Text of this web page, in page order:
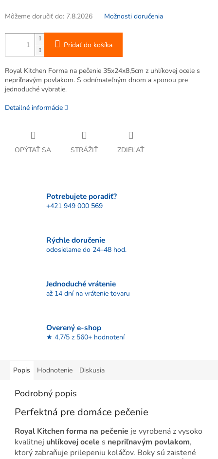
Môžeme doručiť do: 7.8.2026 Možnosti doručenia
Pridať do košíka
Royal Kitchen Forma na pečenie 35x24x8,5cm z uhlíkovej ocele s
nepriľnavým povlakom. S odnímateľným dnom a sponou pre
jednoduché vybratie.
Detailné informácie
OPÝTAŤ SA STRÁŽIŤ ZDIEĽAŤ
Potrebujete poradiť?
+421 949 000 569
Rýchle doručenie
odosielame do 24–48 hod.
Jednoduché vrátenie
až 14 dní na vrátenie tovaru
Overený e-shop
★ 4,7/5 z 560+ hodnotení
Popis Hodnotenie Diskusia
Podrobný popis
Perfektná pre domáce pečenie
Royal Kitchen forma na pečenie je vyrobená z vysoko
kvalitnej uhlíkovej ocele s nepriľnavým povlakom,
ktorý zabraňuje prilepeniu koláčov. Boky sú zaistené